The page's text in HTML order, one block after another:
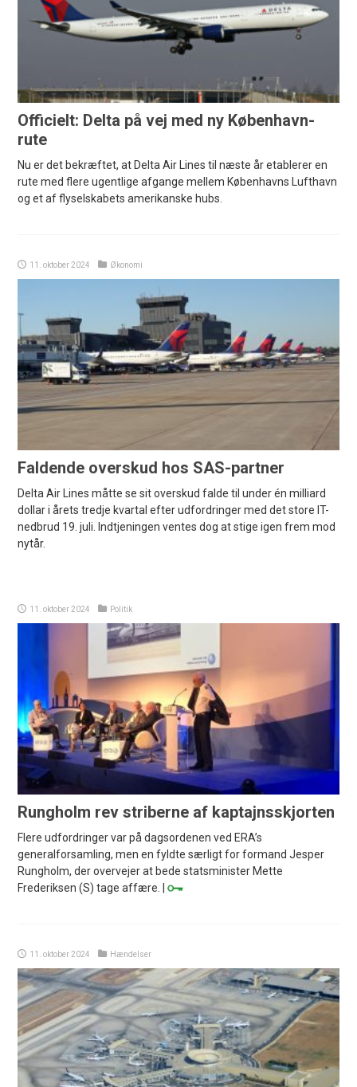
Officielt: Delta på vej med ny København-
rute
Nu er det bekræftet, at Delta Air Lines til næste år etablerer en
rute med flere ugentlige afgange mellem Københavns Lufthavn
og et af flyselskabets amerikanske hubs.
11. oktober 2024 Økonomi
Faldende overskud hos SAS-partner
Delta Air Lines måtte se sit overskud falde til under én milliard
dollar i årets tredje kvartal efter udfordringer med det store IT-
nedbrud 19. juli. Indtjeningen ventes dog at stige igen frem mod
nytår.
11. oktober 2024 Politik
Rungholm rev striberne af kaptajnsskjorten
Flere udfordringer var på dagsordenen ved ERA’s
generalforsamling, men en fyldte særligt for formand Jesper
Rungholm, der overvejer at bede statsminister Mette
Frederiksen (S) tage affære. |
11. oktober 2024 Hændelser